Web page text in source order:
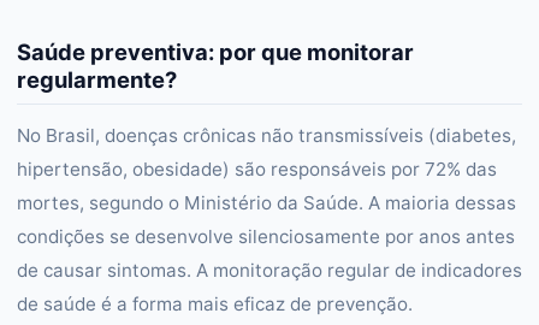
Saúde preventiva: por que monitorar
regularmente?
No Brasil, doenças crônicas não transmissíveis (diabetes,
hipertensão, obesidade) são responsáveis por 72% das
mortes, segundo o Ministério da Saúde. A maioria dessas
condições se desenvolve silenciosamente por anos antes
de causar sintomas. A monitoração regular de indicadores
de saúde é a forma mais eficaz de prevenção.